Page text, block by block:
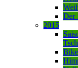
Der
2015